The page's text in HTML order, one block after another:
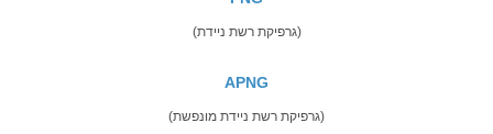
(גרפיקת רשת ניידת)
APNG
(גרפיקת רשת ניידת מונפשת)